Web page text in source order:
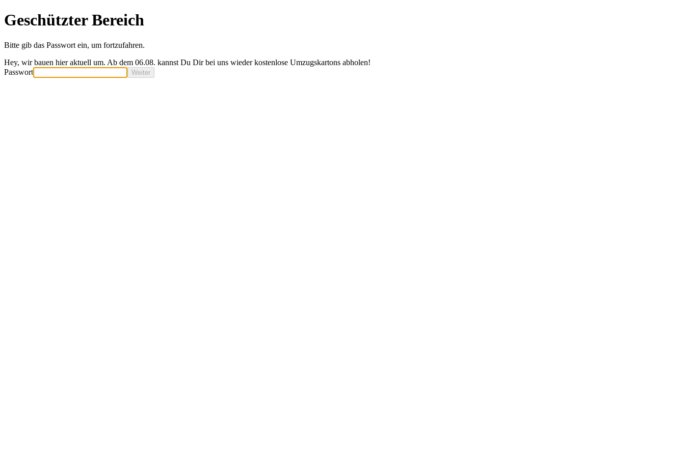
Geschützter Bereich
Bitte gib das Passwort ein, um fortzufahren.
Hey, wir bauen hier aktuell um. Ab dem 06.08. kannst Du Dir bei uns wieder kostenlose Umzugskartons abholen!
Passwort
Weiter